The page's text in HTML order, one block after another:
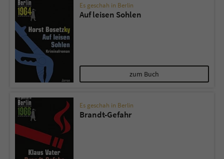
Es geschah in Berlin
Auf leisen Sohlen
zum Buch
Es geschah in Berlin
Brandt-Gefahr